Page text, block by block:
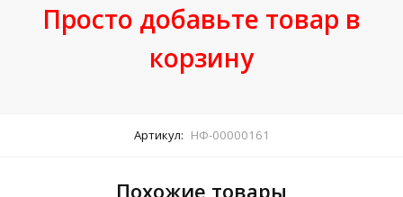
Просто добавьте товар в
корзину
Артикул: НФ-00000161
Похожие товары